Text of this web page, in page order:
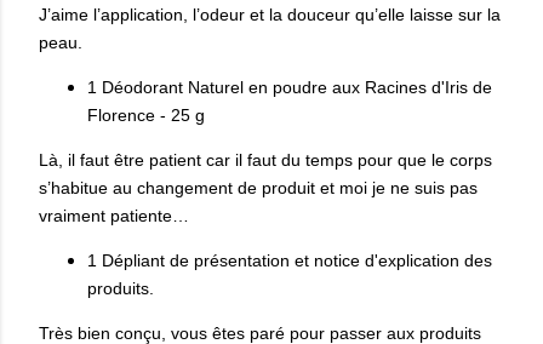
J’aime l’application, l’odeur et la douceur qu’elle laisse sur la
peau.
1 Déodorant Naturel en poudre aux Racines d'Iris de
Florence - 25 g
Là, il faut être patient car il faut du temps pour que le corps
s’habitue au changement de produit et moi je ne suis pas
vraiment patiente…
1 Dépliant de présentation et notice d'explication des
produits.
Très bien conçu, vous êtes paré pour passer aux produits